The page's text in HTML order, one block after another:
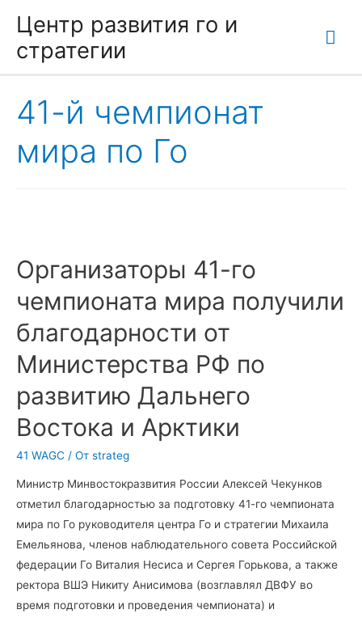
Центр развития го и
стратегии
41-й чемпионат
мира по Го
Организаторы 41-го
чемпионата мира получили
благодарности от
Министерства РФ по
развитию Дальнего
Востока и Арктики
41 WAGC / От strateg
Министр Минвостокразвития России Алексей Чекунков
отметил благодарностью за подготовку 41-го чемпионата
мира по Го руководителя центра Го и стратегии Михаила
Емельянова, членов наблюдательного совета Российской
федерации Го Виталия Несиса и Сергея Горькова, а также
ректора ВШЭ Никиту Анисимова (возглавлял ДВФУ во
время подготовки и проведения чемпионата) и